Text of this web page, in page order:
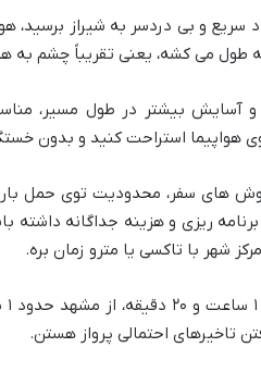
و بی دردسر به شیراز برسید،
و آسایش بیشتر در طول مسیر،
هواپیما استراحت کنید و بدون
های سفر، محدودیت توی حمل
ریزی و هزینه جداگانه
شهر با تاکسی یا مترو زمان بره.
تاخیرهای احتمالی پرواز هستن.